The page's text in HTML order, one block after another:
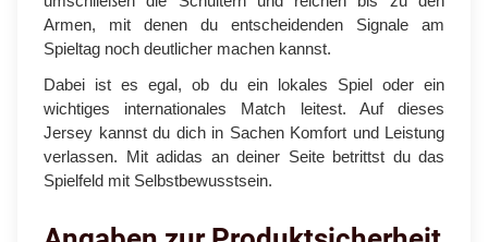
Armen, mit denen du entscheidenden Signale am
Spieltag noch deutlicher machen kannst.
Dabei ist es egal, ob du ein lokales Spiel oder ein
wichtiges internationales Match leitest. Auf dieses
Jersey kannst du dich in Sachen Komfort und Leistung
verlassen. Mit adidas an deiner Seite betrittst du das
Spielfeld mit Selbstbewusstsein.